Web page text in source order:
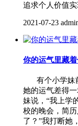
追求个人价值
2021-07-23
你的运气里藏
有个小学妹
她的运气差得
妹说，“我上学
校的晚会，简
了？”我打断她